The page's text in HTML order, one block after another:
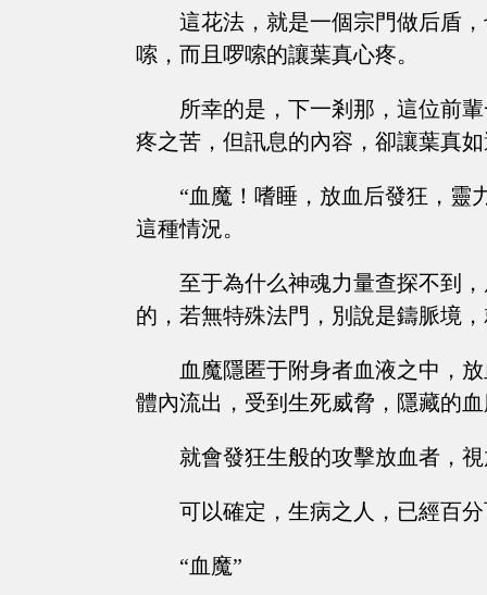
這花法，就是一個宗門做后盾
嗦，而且啰嗦的讓葉真心疼。
所幸的是，下一剎那，這位前
疼之苦，但訊息的內容，卻讓葉真
“血魔！嗜睡，放血后發狂，靈
這種情況。
至于為什么神魂力量查探不到
的，若無特殊法門，別說是鑄脈境
血魔隱匿于附身者血液之中，
體內流出，受到生死威脅，隱藏的
就會發狂生般的攻擊放血者，
可以確定，生病之人，已經百
“血魔”